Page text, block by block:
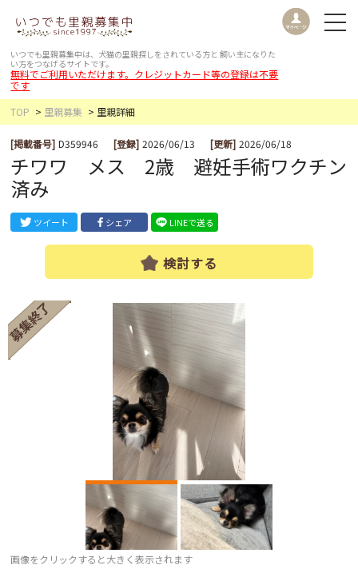
いつでも里親募集中は、犬猫の里親探しをされている方と 飼い主になりた
い方をつなげるサイトです。
無料でご利用いただけます。クレジットカード等の登録は不要
です
TOP
里親募集 里親詳細
[掲載番号] D359946 [登録] 2026/06/13 [更新] 2026/06/18
チワワ メス 2歳 避妊手術ワクチン
済み
ツイート シェア LINEで送る
検討する
画像をクリックすると大きく表示されます